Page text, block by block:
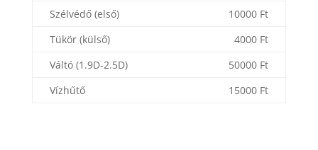
Szélvédő (első)
10000 Ft
Tükör (külső)
4000 Ft
Váltó (1.9D-2.5D)
50000 Ft
Vízhűtő
15000 Ft